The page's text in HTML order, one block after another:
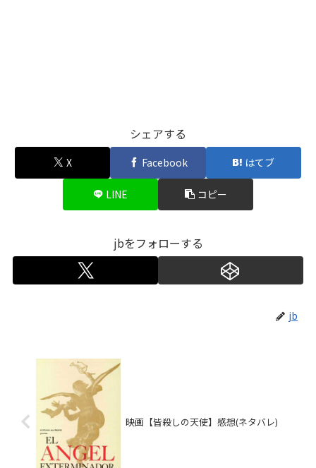
シェアする
X Facebook はてブ
LINE コピー
jbをフォローする
jb
映画【皆殺しの天使】感想(ネタバレ)